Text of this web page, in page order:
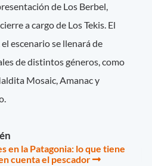
de Los Berbel,
a cargo de Los Tekis. El
escenario se llenará de
de distintos géneros, como
Mosaic, Amanac y
en la Patagonia: lo que tiene
cuenta el pescador